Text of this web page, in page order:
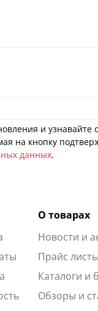
и узнавайте
на кнопку
данных.
О товарах
Новости и
Прайс листы
Каталоги
Обзоры и